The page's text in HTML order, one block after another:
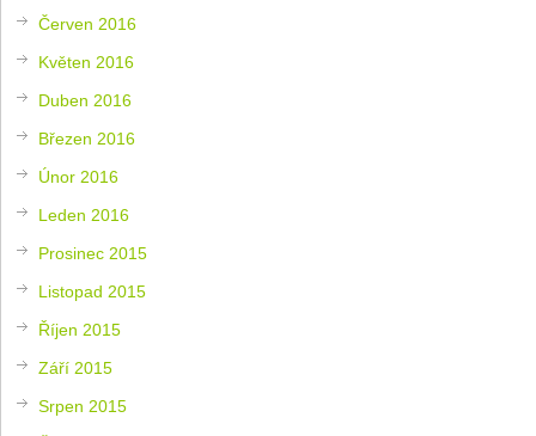
Červen 2016
Květen 2016
Duben 2016
Březen 2016
Únor 2016
Leden 2016
Prosinec 2015
Listopad 2015
Říjen 2015
Září 2015
Srpen 2015